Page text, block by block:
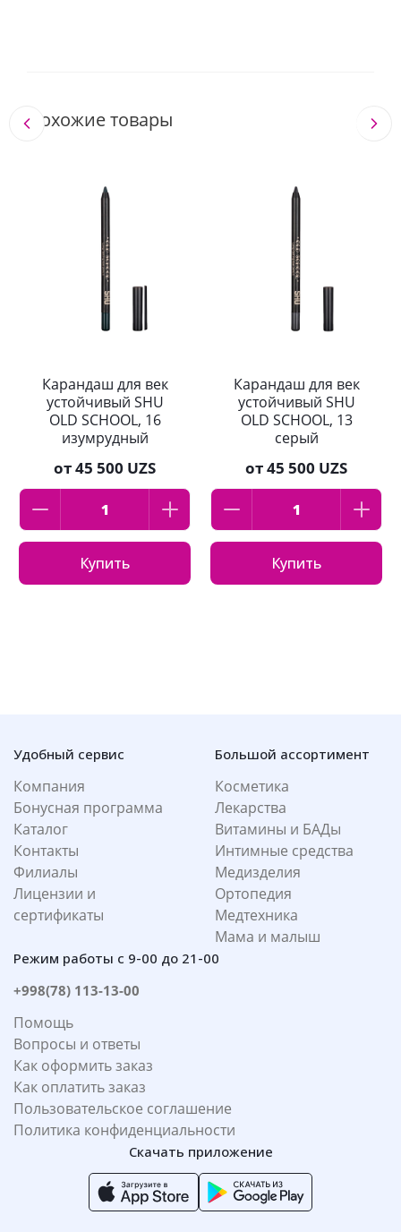
Похожие товары
Карандаш для век
устойчивый SHU
OLD SCHOOL, 16
изумрудный
от45 500 UZS
Купить
Карандаш для век
устойчивый SHU
OLD SCHOOL, 13
серый
от45 500 UZS
Купить
Удобный сервис
Компания
Бонусная программа
Каталог
Контакты
Филиалы
Лицензии и
сертификаты
Большой ассортимент
Косметика
Лекарства
Витамины и БАДы
Интимные средства
Медизделия
Ортопедия
Медтехника
Мама и малыш
Режим работы с 9-00 до 21-00
+998(78) 113-13-00
Помощь
Вопросы и ответы
Как оформить заказ
Как оплатить заказ
Пользовательское соглашение
Политика конфиденциальности
Скачать приложение